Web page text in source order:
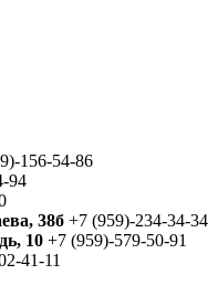
156-54-86
94
38б +7 (959)-234-34-34
10 +7 (959)-579-50-91
41-11